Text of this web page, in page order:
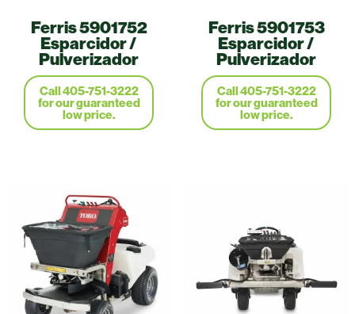
Ferris 5901752
Esparcidor /
Pulverizador
Call 405-751-3222
for our guaranteed
low price.
Ferris 5901753
Esparcidor /
Pulverizador
Call 405-751-3222
for our guaranteed
low price.